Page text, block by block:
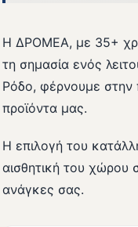
Η ΔΡΟΜΕΑ, με 35+
τη σημασία ενός
Ρόδο, φέρνουμε στην
προϊόντα μας.
Η επιλογή του
αισθητική του χώρου
ανάγκες σας.